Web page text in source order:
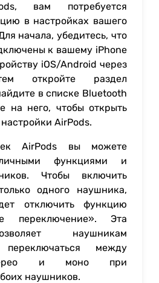
вам потребуется
в настройках вашего
начала, убедитесь, что
к вашему iPhone
iOS/Android через
откройте раздел
в списке Bluetooth
на него, чтобы открыть
AirPods.
AirPods вы можете
функциями и
Чтобы включить
одного наушника,
отключить функцию
переключение». Эта
наушникам
переключаться между
и моно при
наушников.